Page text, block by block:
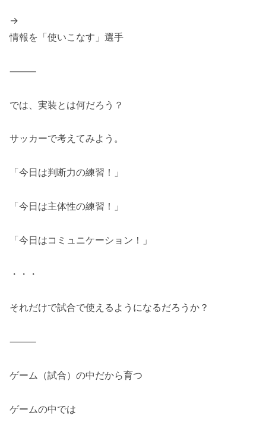
→
情報を「使いこなす」選手
⸻
では、実装とは何だろう？
サッカーで考えてみよう。
「今日は判断力の練習！」
「今日は主体性の練習！」
「今日はコミュニケーション！」
・・・
それだけで試合で使えるようになるだろうか？
⸻
ゲーム（試合）の中だから育つ
ゲームの中では